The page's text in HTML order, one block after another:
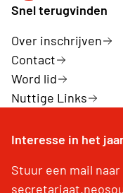
Snel terugvinden
Over inschrijven
Contact
Word lid
Nuttige Links
Interesse in het
Stuur een mail naar